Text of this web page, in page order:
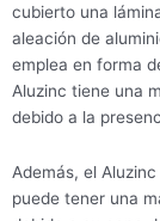
cubierto una
aleación de
emplea en forma
Aluzinc tiene una
debido a la
Además, el
puede tener una